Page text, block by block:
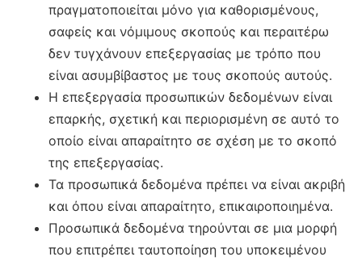
πραγματοποιείται μόνο για καθορισμένους,
σαφείς και νόμιμους σκοπούς και περαιτέρω
δεν τυγχάνουν επεξεργασίας με τρόπο που
είναι ασυμβίβαστος με τους σκοπούς αυτούς.
Η επεξεργασία προσωπικών δεδομένων είναι
επαρκής, σχετική και περιορισμένη σε αυτό το
οποίο είναι απαραίτητο σε σχέση με το σκοπό
της επεξεργασίας.
Τα προσωπικά δεδομένα πρέπει να είναι ακριβή
και όπου είναι απαραίτητο, επικαιροποιημένα.
Προσωπικά δεδομένα τηρούνται σε μια μορφή
που επιτρέπει ταυτοποίηση του υποκειμένου